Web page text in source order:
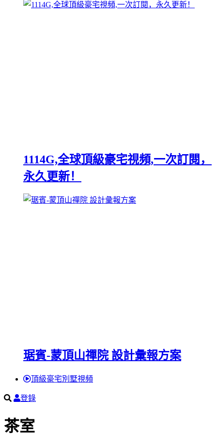
1114G,全球頂級豪宅視頻,一次訂閱，
永久更新！
琚賓-蒙頂山禪院 設計彙報方案
頂級豪宅別墅視頻
登錄
茶室